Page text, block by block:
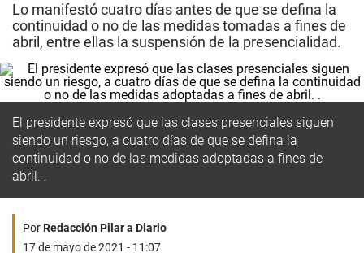
Lo manifestó cuatro días antes de que se defina la
continuidad o no de las medidas tomadas a fines de
abril, entre ellas la suspensión de la presencialidad.
El presidente expresó que las clases presenciales siguen
siendo un riesgo, a cuatro días de que se defina la
continuidad o no de las medidas adoptadas a fines de
abril. .
PorRedacción Pilar a Diario
17 de mayo de 2021 - 11:07